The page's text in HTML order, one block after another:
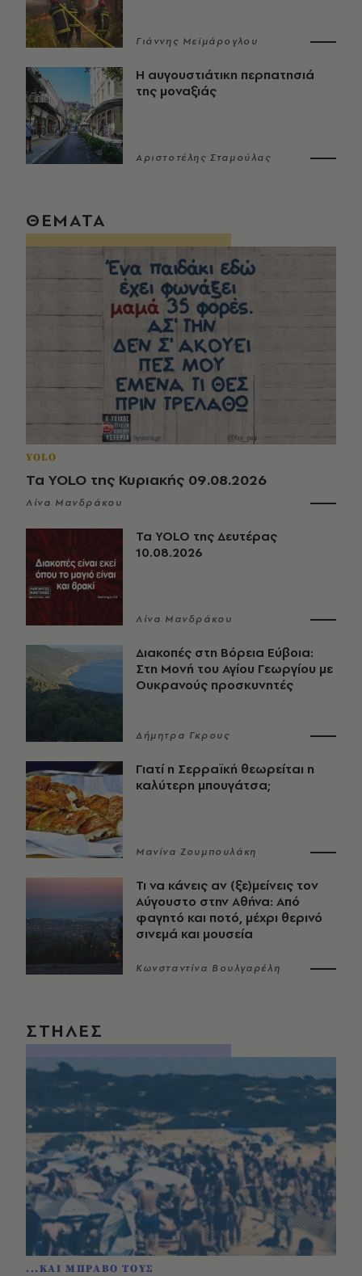
Γιάννης Μεϊμάρογλου
Η αυγουστιάτικη περπατησιά
της μοναξιάς
Αριστοτέλης Σταμούλας
ΘΕΜΑΤΑ
YOLO
Τα YOLO της Κυριακής 09.08.2026
Λίνα Μανδράκου
Τα YOLO της Δευτέρας
10.08.2026
Λίνα Μανδράκου
Διακοπές στη Βόρεια Εύβοια:
Στη Μονή του Αγίου Γεωργίου με
Ουκρανούς προσκυνητές
Δήμητρα Γκρους
Γιατί η Σερραϊκή θεωρείται η
καλύτερη μπουγάτσα;
Μανίνα Ζουμπουλάκη
Τι να κάνεις αν (ξε)μείνεις τον
Αύγουστο στην Αθήνα: Από
φαγητό και ποτό, μέχρι θερινό
σινεμά και μουσεία
Κωνσταντίνα Βουλγαρέλη
ΣΤΗΛΕΣ
...ΚΑΙ ΜΠΡΑΒΟ ΤΟΥΣ